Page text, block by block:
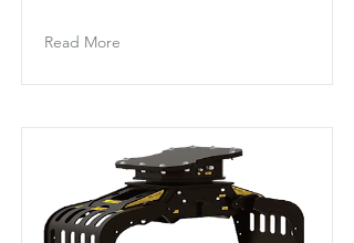
Read More